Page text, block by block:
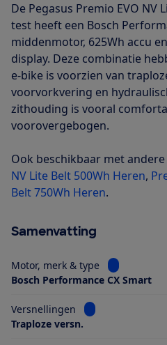
De Pegasus Premio EVO NV
test heeft een Bosch
middenmotor, 625Wh accu
display. Deze combinatie
e-bike is voorzien van
voorvorkvering en
zithouding is vooral
voorovergebogen.
Ook beschikbaar met andere
NV Lite Belt 500Wh Heren,
Belt 750Wh Heren.
Samenvatting
Motor, merk & type
Bekijk
Bosch Performance CX Smart
Versnellingen
Bekijk informatie
Traploze versn.